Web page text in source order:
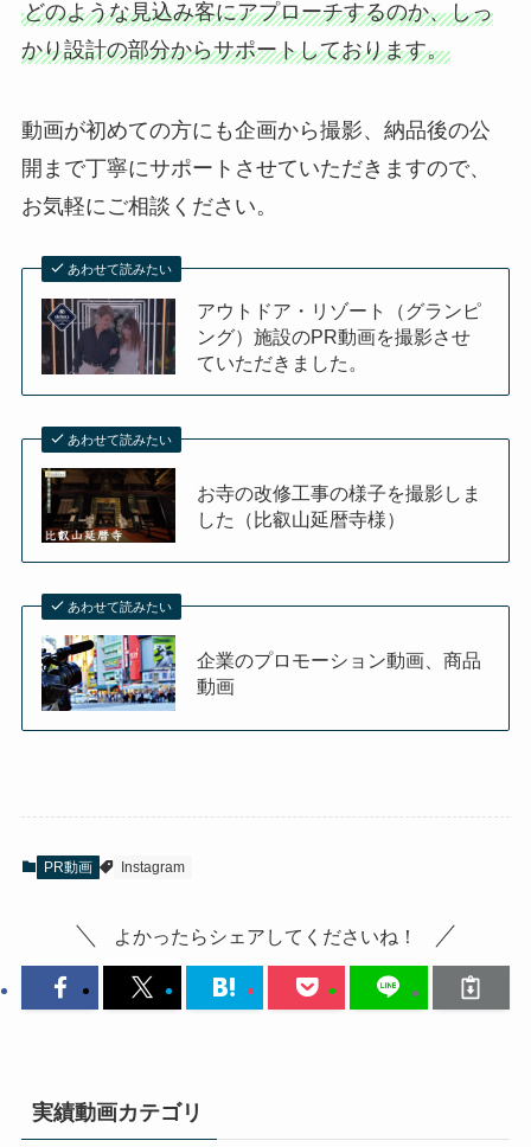
どのような見込み客にアプローチするのか、しっ
かり設計の部分からサポートしております。
動画が初めての方にも企画から撮影、納品後の公
開まで丁寧にサポートさせていただきますので、
お気軽にご相談ください。
あわせて読みたい
アウトドア・リゾート（グランピ
ング）施設のPR動画を撮影させ
ていただきました。
あわせて読みたい
お寺の改修工事の様子を撮影しま
した（比叡山延暦寺様）
あわせて読みたい
企業のプロモーション動画、商品
動画
PR動画 Instagram
よかったらシェアしてくださいね！
実績動画カテゴリ